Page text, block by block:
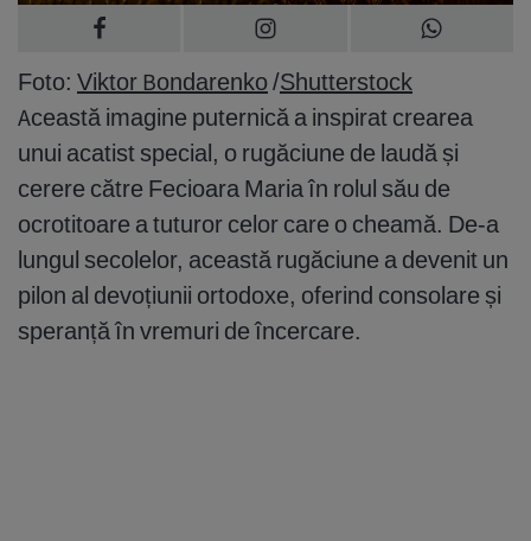
Foto: Viktor Bondarenko/Shutterstock
Această imagine puternică a inspirat crearea
unui acatist special, o rugăciune de laudă și
cerere către Fecioara Maria în rolul său de
ocrotitoare a tuturor celor care o cheamă. De-a
lungul secolelor, această rugăciune a devenit un
pilon al devoțiunii ortodoxe, oferind consolare și
speranță în vremuri de încercare.